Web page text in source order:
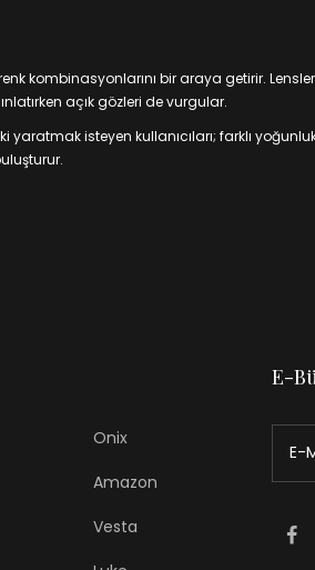
kombinasyonlarını bir araya getirir.
açık gözleri de vurgular.
isteyen kullanıcıları; farklı
Onix
Amazon
Vesta
E-